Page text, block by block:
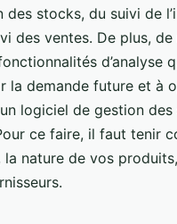
stocks, du suivi de
des ventes. De plus, de
d’analyse
la demande future et à
logiciel de gestion
ce faire, il faut tenir
nature de vos